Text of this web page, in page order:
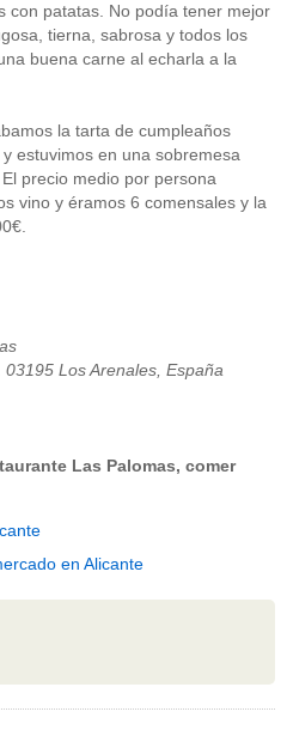
con patatas. No podía tener mejor
tierna, sabrosa y todos los
buena carne al echarla a la
la tarta de cumpleaños
estuvimos en una sobremesa
precio medio por persona
vino y éramos 6 comensales y la
Los Arenales, España
Las Palomas, comer
en Alicante